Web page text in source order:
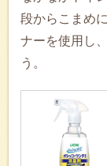
段からこまめ
ナーを使用し
う。